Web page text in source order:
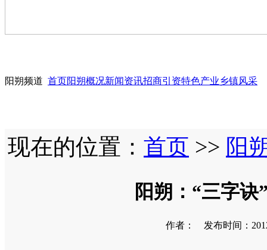
阳朔频道 首页阳朔概况新闻资讯招商引资特色产业乡镇风采
现在的位置： 首页 >> 阳
阳朔：“三字
作者： 发布时间：